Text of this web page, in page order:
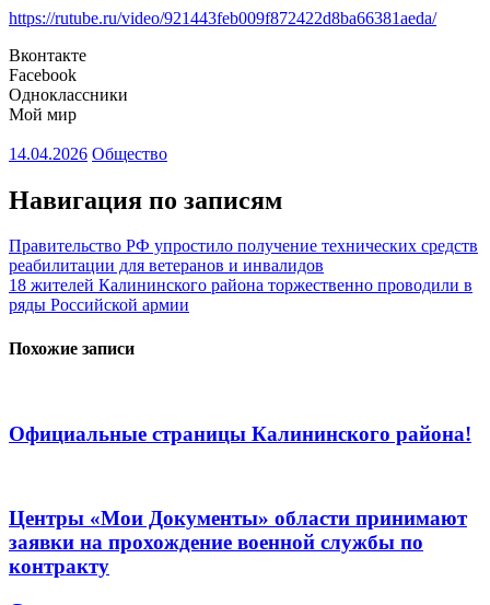
https://rutube.ru/video/921443feb009f872422d8ba66381aeda/
Вконтакте
Facebook
Одноклассники
Мой мир
14.04.2026 Общество
Навигация по записям
Правительство РФ упростило получение технических средств
реабилитации для ветеранов и инвалидов
18 жителей Калининского района торжественно проводили в
ряды Российской армии
Похожие записи
Официальные страницы Калининского района!
Центры «Мои Документы» области принимают
заявки на прохождение военной службы по
контракту